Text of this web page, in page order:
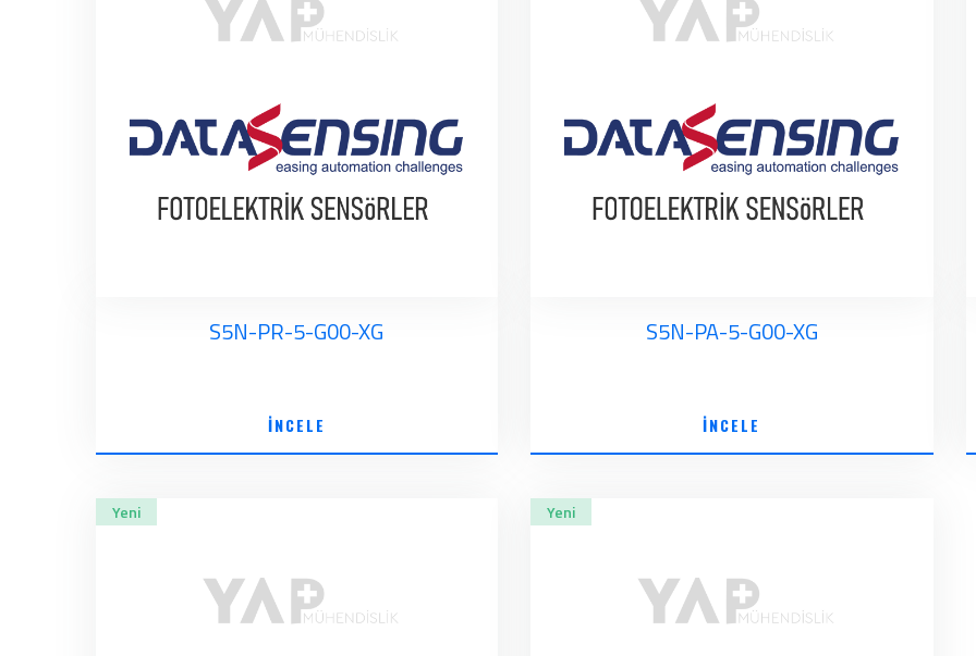
S5N-PR-5-G00-XG
İNCELE
S5N-PA-5-G00-XG
İNCELE
Yeni Yeni